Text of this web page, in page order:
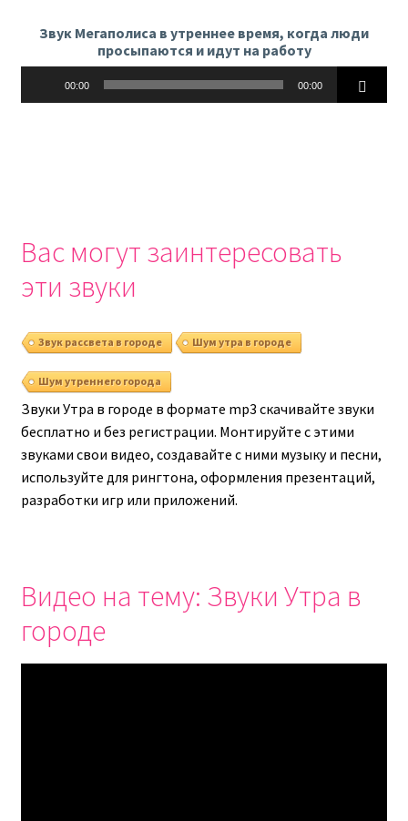
Звук Мегаполиса в утреннее время, когда люди
просыпаются и идут на работу
00:00 00:00
Вас могут заинтересовать
эти звуки
Звук рассвета в городе Шум утра в городе
Шум утреннего города
Звуки Утра в городе в формате mp3 скачивайте звуки
бесплатно и без регистрации. Монтируйте с этими
звуками свои видео, создавайте с ними музыку и песни,
используйте для рингтона, оформления презентаций,
разработки игр или приложений.
Видео на тему: Звуки Утра в
городе